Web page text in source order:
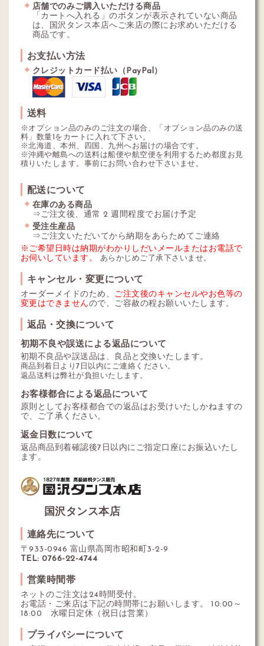
店舗でのみご購入いただける商品
「カートへ入れる」のボタンが表示されていない商品
は、国沢タンス本店へご来店の際にお求めいただける
商品です。
お支払い方法
クレジットカード払い（PayPal）
送料
※オプション品のみのご注文の場合、「オプション品のみの送
料」数量1をカートに入れて下さい。
※北海道、本州、四国、九州へお届けの場合です。
※沖縄や離島への送料は船便や航空便を利用するため都度お見
積りいたします。事前にお問い合わせ下さいませ。
配送について
在庫のある商品
⇒ご注文後、通常 2 週間程度でお届け予定
受注生産品
⇒ご注文いただいてから納期をあらためてご連絡
※ご希望日時は納期がわかりしだいメールまたはお電話で
お伺いしています。
あらかじめご了承下さいませ。
キャンセル・変更について
オーダーメイドのため、 ご注文後のキャンセルやお色等の
変更はできませんので、ご容赦の程お願いいたします。
返品・交換について
初期不良や誤送による返品について
初期不良品や誤送品は、良品と交換いたします。
商品到着日より7日以内にご連絡ください。
返品送料は弊社が負担いたします。
お客様都合による返品について
原則としてお客様都合での返品はお受けいたしかねますの
で、ご了承ください。
返金日数について
返品商品到着確認後7日以内にご指定口座にお振込いたし
ます。
国沢タンス本店
連絡先について
〒933-0946 富山県高岡市昭和町3-2-9
TEL: 0766-22-4744
営業時間帯
ネットのご注文は24時間受付。
お電話・ご来店は下記の時間帯にお願いします。 10:00～
18:00 水曜日定休（祝日は営業）
プライバシーについて